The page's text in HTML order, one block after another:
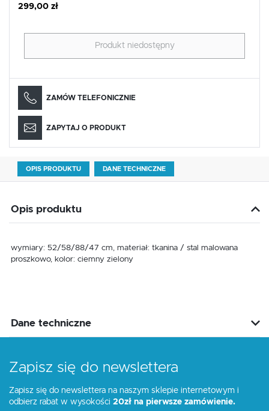
299,00 zł
Produkt niedostępny
ZAMÓW TELEFONICZNIE
ZAPYTAJ O PRODUKT
OPIS PRODUKTU DANE TECHNICZNE
Opis produktu
wymiary: 52/58/88/47 cm, materiał: tkanina / stal malowana
proszkowo, kolor: ciemny zielony
Dane techniczne
Zapisz się do newslettera
Zapisz się do newslettera na naszym sklepie internetowym i
odbierz rabat w wysokości 20zł na pierwsze zamówienie.